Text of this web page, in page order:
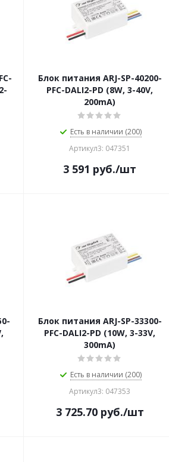
Блок питания ARJ-SP-40200-
PFC-DALI2-PD (8W, 3-40V,
200mA)
Есть в наличии (200)
Артикул3: 047351
3 591 руб./шт
Блок питания ARJ-SP-33300-
PFC-DALI2-PD (10W, 3-33V,
300mA)
Есть в наличии (200)
Артикул3: 047353
3 725.70руб./шт